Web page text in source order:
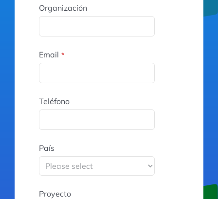
Organización
Email *
Teléfono
País
Proyecto